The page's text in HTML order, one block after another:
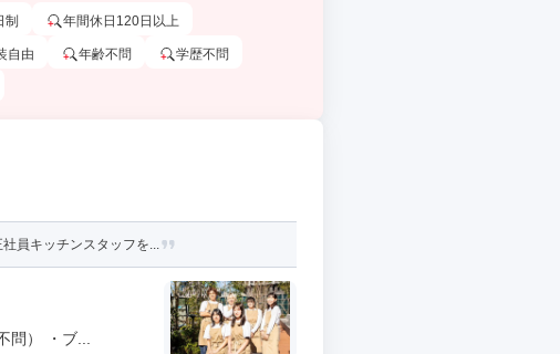
制 年間休日120日以上
自由 年齢不問 学歴不問
員キッチンスタッフを...
） ・ブ...